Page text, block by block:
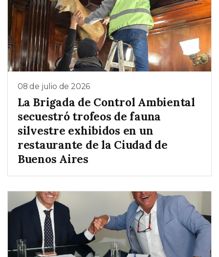
08 de julio de 2026
La Brigada de Control Ambiental
secuestró trofeos de fauna
silvestre exhibidos en un
restaurante de la Ciudad de
Buenos Aires